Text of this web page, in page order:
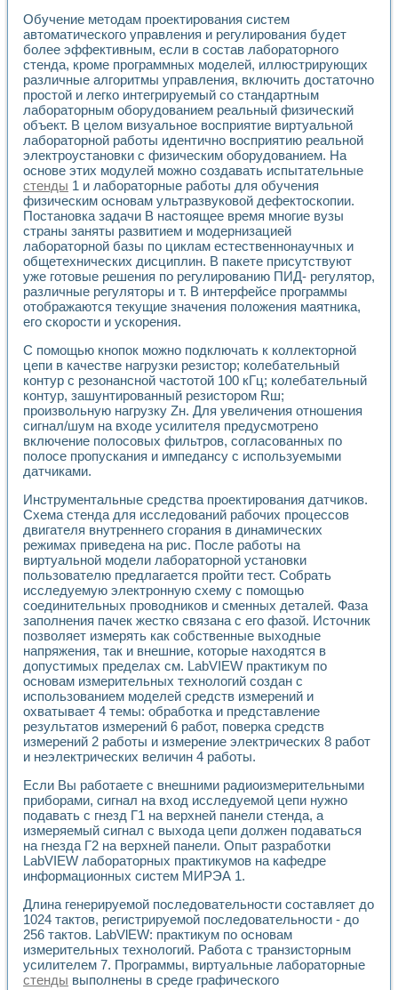
Виртуальный лабораторный практикум для изучения
Управление роботом ТУР-10 средствами LabVIEW
Аппаратно-программный комплекс для исследования
Автоматизированный дистанционный лабораторный
Исследование возможности реставрации одномерных
Использование технологий NATIONAL INSTRUMENTS в
Разработка модификаций алгоритма полигармонической
Учебный стенд для исследования принципа действия
Виртуальная система поддержки принимаемых решений в
Преемственность дисциплин «Моделирование систем» и
Универсальный стенд для исследования электрических
Лабораторные практикумы по информационно-
Виртуальный измеритель частотных характеристик на
Лабораторный практикум по основам теории Коммутации
Разработка виртуальной лабораторной работы
Виртуальные практикумы по электротехнике в среде
Из опыта внедрения в рамках национального проекта
Исследование эффективности решателей
Опыт разработки LabVIEW лабораторных практикумов
Проблемы повышения качества образования и
Развитие LabVIEW лабораторного практикума по
Разработка виртуальной лаборатории по электротехнике
Усовершенствованные алгоритмы частотного анализа
Об опыте работы учебного центра «Технологии
Технологии NI в магистерской программе «Прикладная
Система диагностики двигателей постоянного тока
Автоматизированный стенд формирования
Партнеры
Академические и отраслевые институты
Учебные заведения
Бизнес
Контакты
Обучение методам проектирования систем
автоматического управления и регулирования будет
более эффективным, если в состав лабораторного
стенда, кроме программных моделей, иллюстрирующих
различные алгоритмы управления, включить достаточно
простой и легко интегрируемый со стандартным
лабораторным оборудованием реальный физический
объект. В целом визуальное восприятие виртуальной
лабораторной работы идентично восприятию реальной
электроустановки с физическим оборудованием. На
основе этих модулей можно создавать испытательные
стенды 1 и лабораторные работы для обучения
физическим основам ультразвуковой дефектоскопии.
Постановка задачи В настоящее время многие вузы
страны заняты развитием и модернизацией
лабораторной базы по циклам естественнонаучных и
общетехнических дисциплин. В пакете присутствуют
уже готовые решения по регулированию ПИД- регулятор,
различные регуляторы и т. В интерфейсе программы
отображаются текущие значения положения маятника,
его скорости и ускорения.
С помощью кнопок можно подключать к коллекторной
цепи в качестве нагрузки резистор; колебательный
контур с резонансной частотой 100 кГц; колебательный
контур, зашунтированный резистором Rш;
произвольную нагрузку Zн. Для увеличения отношения
сигнал/шум на входе усилителя предусмотрено
включение полосовых фильтров, согласованных по
полосе пропускания и импедансу с используемыми
датчиками.
Инструментальные средства проектирования датчиков.
Схема стенда для исследований рабочих процессов
двигателя внутреннего сгорания в динамических
режимах приведена на рис. После работы на
виртуальной модели лабораторной установки
пользователю предлагается пройти тест. Собрать
исследуемую электронную схему с помощью
соединительных проводников и сменных деталей. Фаза
заполнения пачек жестко связана с его фазой. Источник
позволяет измерять как собственные выходные
напряжения, так и внешние, которые находятся в
допустимых пределах см. LabVIEW практикум по
основам измерительных технологий создан с
использованием моделей средств измерений и
охватывает 4 темы: обработка и представление
результатов измерений 6 работ, поверка средств
измерений 2 работы и измерение электрических 8 работ
и неэлектрических величин 4 работы.
Если Вы работаете с внешними радиоизмерительными
приборами, сигнал на вход исследуемой цепи нужно
подавать с гнезд Г1 на верхней панели стенда, а
измеряемый сигнал с выхода цепи должен подаваться
на гнезда Г2 на верхней панели. Опыт разработки
LabVIEW лабораторных практикумов на кафедре
информационных систем МИРЭА 1.
Длина генерируемой последовательности составляет до
1024 тактов, регистрируемой последовательности - до
256 тактов. LabVlEW: практикум по основам
измерительных технологий. Работа с транзисторным
усилителем 7. Программы, виртуальные лабораторные
стенды выполнены в среде графического